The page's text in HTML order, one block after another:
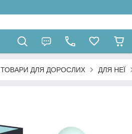
ТОВАРИ ДЛЯ ДОРОСЛИХ ДЛЯ НЕЇ